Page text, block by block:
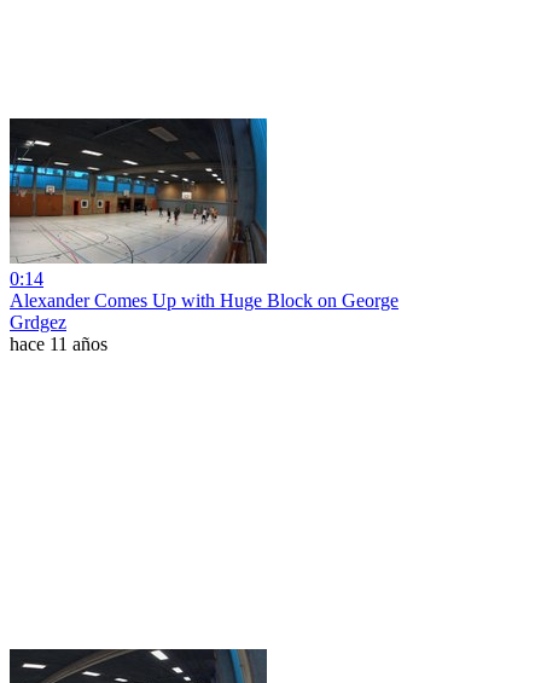
0:14
Alexander Comes Up with Huge Block on George
Grdgez
hace 11 años